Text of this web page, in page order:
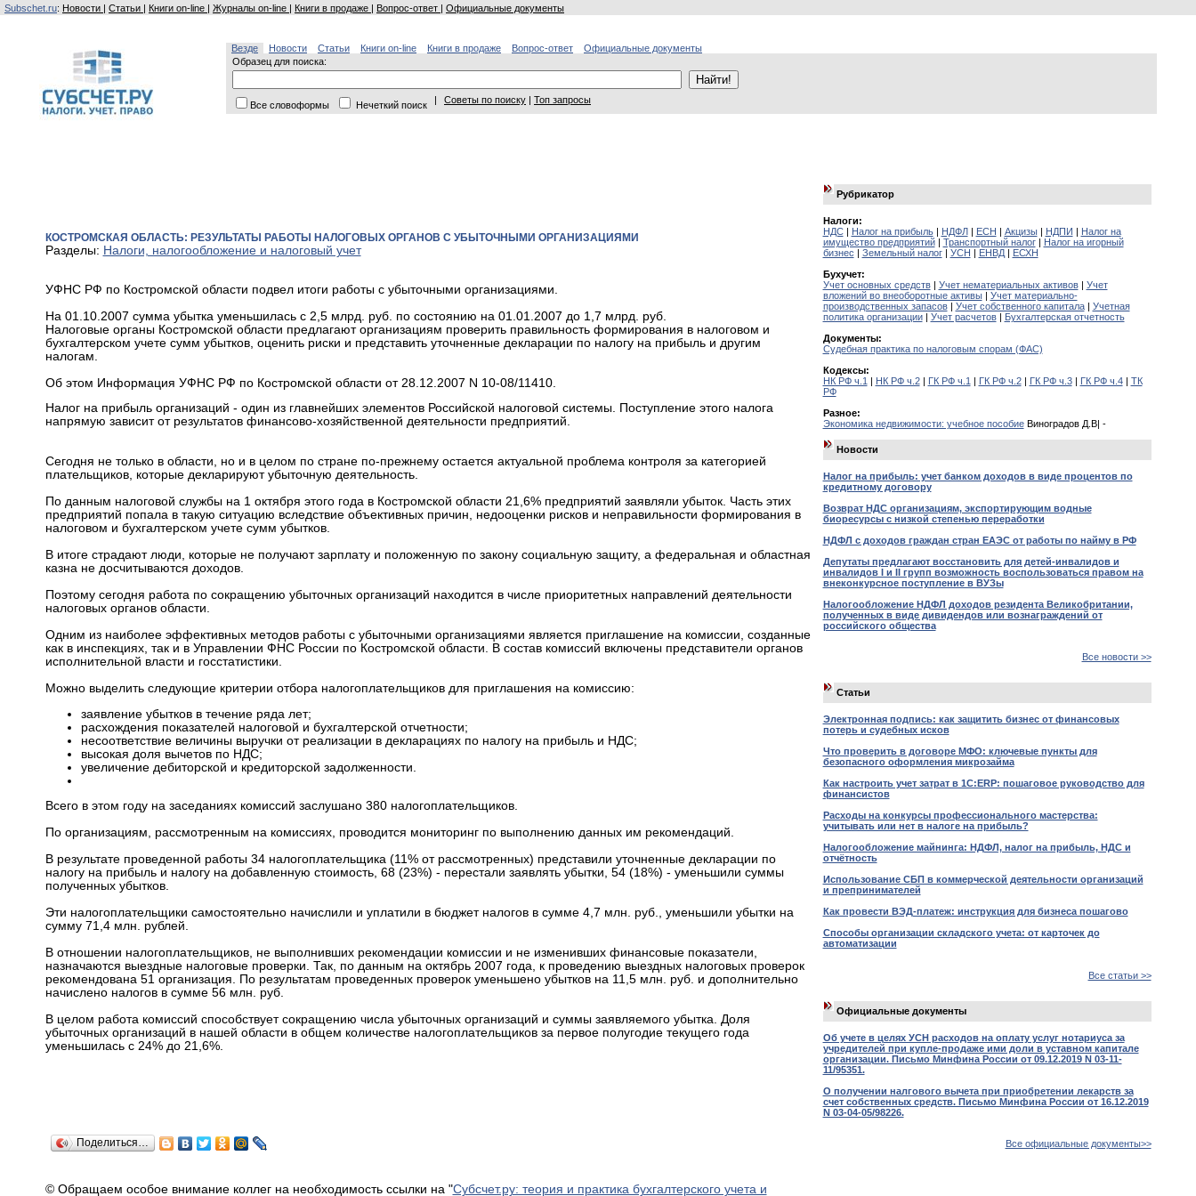
Subschet.ru: Новости | Статьи | Книги on-line | Журналы on-line | Книги в продаже | Вопрос-ответ | Официальные документы
Везде Новости Статьи Книги on-line Книги в продаже Вопрос-ответ
Официальные документы
Образец для поиска:
Все словоформы Нечеткий поиск | Советы по поиску | Топ запросы
КОСТРОМСКАЯ ОБЛАСТЬ: РЕЗУЛЬТАТЫ РАБОТЫ НАЛОГОВЫХ ОРГАНОВ С УБЫТОЧНЫМИ ОРГАНИЗАЦИЯМИ
Разделы: Налоги, налогообложение и налоговый учет
УФНС РФ по Костромской области подвел итоги работы с убыточными организациями.
На 01.10.2007 сумма убытка уменьшилась с 2,5 млрд. руб. по состоянию на 01.01.2007 до 1,7 млрд. руб.
Налоговые органы Костромской области предлагают организациям проверить правильность формирования в налоговом и
бухгалтерском учете сумм убытков, оценить риски и представить уточненные декларации по налогу на прибыль и другим
налогам.
Об этом Информация УФНС РФ по Костромской области от 28.12.2007 N 10-08/11410.
Налог на прибыль организаций - один из главнейших элементов Российской налоговой системы. Поступление этого налога
напрямую зависит от результатов финансово-хозяйственной деятельности предприятий.
Сегодня не только в области, но и в целом по стране по-прежнему остается актуальной проблема контроля за категорией
плательщиков, которые декларируют убыточную деятельность.
По данным налоговой службы на 1 октября этого года в Костромской области 21,6% предприятий заявляли убыток. Часть этих
предприятий попала в такую ситуацию вследствие объективных причин, недооценки рисков и неправильности формирования в
налоговом и бухгалтерском учете сумм убытков.
В итоге страдают люди, которые не получают зарплату и положенную по закону социальную защиту, а федеральная и областная
казна не досчитываются доходов.
Поэтому сегодня работа по сокращению убыточных организаций находится в числе приоритетных направлений деятельности
налоговых органов области.
Одним из наиболее эффективных методов работы с убыточными организациями является приглашение на комиссии, созданные
как в инспекциях, так и в Управлении ФНС России по Костромской области. В состав комиссий включены представители органов
исполнительной власти и госстатистики.
Можно выделить следующие критерии отбора налогоплательщиков для приглашения на комиссию:
заявление убытков в течение ряда лет;
расхождения показателей налоговой и бухгалтерской отчетности;
несоответствие величины выручки от реализации в декларациях по налогу на прибыль и НДС;
высокая доля вычетов по НДС;
увеличение дебиторской и кредиторской задолженности.
Всего в этом году на заседаниях комиссий заслушано 380 налогоплательщиков.
По организациям, рассмотренным на комиссиях, проводится мониторинг по выполнению данных им рекомендаций.
В результате проведенной работы 34 налогоплательщика (11% от рассмотренных) представили уточненные декларации по
налогу на прибыль и налогу на добавленную стоимость, 68 (23%) - перестали заявлять убытки, 54 (18%) - уменьшили суммы
полученных убытков.
Эти налогоплательщики самостоятельно начислили и уплатили в бюджет налогов в сумме 4,7 млн. руб., уменьшили убытки на
сумму 71,4 млн. рублей.
В отношении налогоплательщиков, не выполнивших рекомендации комиссии и не изменивших финансовые показатели,
назначаются выездные налоговые проверки. Так, по данным на октябрь 2007 года, к проведению выездных налоговых проверок
рекомендована 51 организация. По результатам проведенных проверок уменьшено убытков на 11,5 млн. руб. и дополнительно
начислено налогов в сумме 56 млн. руб.
В целом работа комиссий способствует сокращению числа убыточных организаций и суммы заявляемого убытка. Доля
убыточных организаций в нашей области в общем количестве налогоплательщиков за первое полугодие текущего года
уменьшилась с 24% до 21,6%.
Поделиться…
© Обращаем особое внимание коллег на необходимость ссылки на "Субсчет.ру: теория и практика бухгалтерского учета и
Рубрикатор
Налоги:
НДС| Налог на прибыль| НДФЛ| ЕСН | Акцизы| НДПИ | Налог на
имущество предприятий| Транспортный налог| Налог на игорный
бизнес | Земельный налог| УСН | ЕНВД| ЕСХН
Бухучет:
Учет основных средств| Учет нематериальных активов| Учет
вложений во внеоборотные активы| Учет материально-
производственных запасов| Учет собственного капитала| Учетная
политика организации| Учет расчетов| Бухгалтерская отчетность
Документы:
Судебная практика по налоговым спорам (ФАС)
Кодексы:
НК РФ ч.1 | НК РФ ч.2| ГК РФ ч.1 | ГК РФ ч.2| ГК РФ ч.3| ГК РФ ч.4| ТК
РФ
Разное:
Экономика недвижимости: учебное пособиеВиноградов Д.В| -
Новости
Налог на прибыль: учет банком доходов в виде процентов по
кредитному договору
Возврат НДС организациям, экспортирующим водные
биоресурсы с низкой степенью переработки
НДФЛ с доходов граждан стран ЕАЭС от работы по найму в РФ
Депутаты предлагают восстановить для детей-инвалидов и
инвалидов I и II групп возможность воспользоваться правом на
внеконкурсное поступление в ВУЗы
Налогообложение НДФЛ доходов резидента Великобритании,
полученных в виде дивидендов или вознаграждений от
российского общества
Все новости >>
Статьи
Электронная подпись: как защитить бизнес от финансовых
потерь и судебных исков
Что проверить в договоре МФО: ключевые пункты для
безопасного оформления микрозайма
Как настроить учет затрат в 1С:ERP: пошаговое руководство для
финансистов
Расходы на конкурсы профессионального мастерства:
учитывать или нет в налоге на прибыль?
Налогообложение майнинга: НДФЛ, налог на прибыль, НДС и
отчётность
Использование СБП в коммерческой деятельности организаций
и препринимателей
Как провести ВЭД-платеж: инструкция для бизнеса пошагово
Способы организации складского учета: от карточек до
автоматизации
Все статьи >>
Официальные документы
Об учете в целях УСН расходов на оплату услуг нотариуса за
учредителей при купле-продаже ими доли в уставном капитале
организации. Письмо Минфина России от 09.12.2019 N 03-11-
11/95351.
О получении налгового вычета при приобретении лекарств за
счет собственных средств. Письмо Минфина России от 16.12.2019
N 03-04-05/98226.
Все официальные документы>>